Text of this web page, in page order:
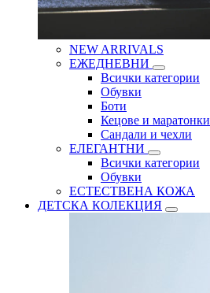
NEW ARRIVALS
ЕЖЕДНЕВНИ
Всички категории
Обувки
Боти
Кецове и маратонки
Сандали и чехли
ЕЛЕГАНТНИ
Всички категории
Обувки
ЕСТЕСТВЕНА КОЖА
ДЕТСКА КОЛЕКЦИЯ